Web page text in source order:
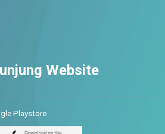
Website
Playstore